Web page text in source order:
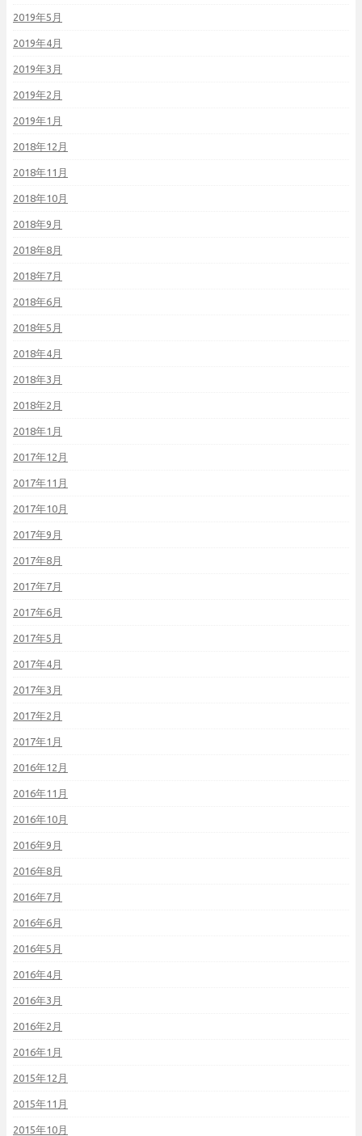
2019年5月
2019年4月
2019年3月
2019年2月
2019年1月
2018年12月
2018年11月
2018年10月
2018年9月
2018年8月
2018年7月
2018年6月
2018年5月
2018年4月
2018年3月
2018年2月
2018年1月
2017年12月
2017年11月
2017年10月
2017年9月
2017年8月
2017年7月
2017年6月
2017年5月
2017年4月
2017年3月
2017年2月
2017年1月
2016年12月
2016年11月
2016年10月
2016年9月
2016年8月
2016年7月
2016年6月
2016年5月
2016年4月
2016年3月
2016年2月
2016年1月
2015年12月
2015年11月
2015年10月